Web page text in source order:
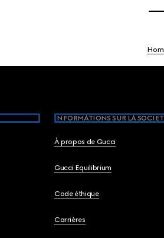
INFORMATIONS SUR LA
À propos de Gucci
Gucci Equilibrium
Code éthique
Carrières